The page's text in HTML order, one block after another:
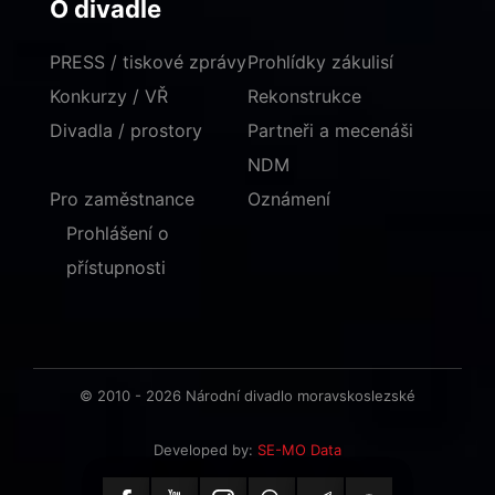
O divadle
PRESS / tiskové zprávy
Konkurzy / VŘ
Divadla / prostory
Prohlídky zákulisí
Rekonstrukce
Partneři a mecenáši
NDM
Pro zaměstnance
Oznámení
Prohlášení o
přístupnosti
© 2010 - 2026 Národní divadlo moravskoslezské
Developed by: SE-MO Data